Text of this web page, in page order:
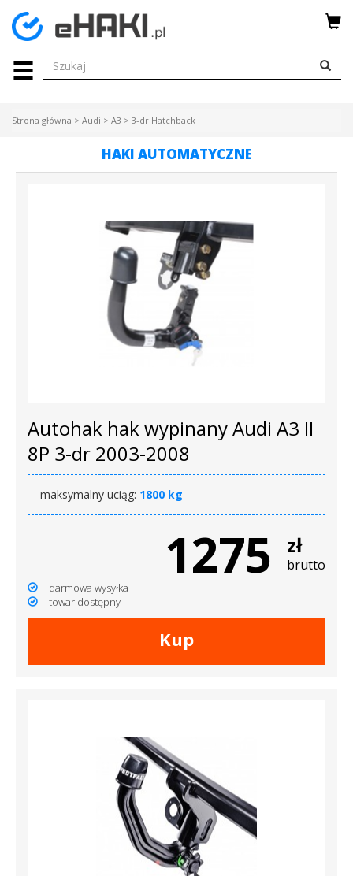
Menu
HAKI
WIĄZKI
SPORTOWE
Turystyka
Przyczepy
Strona główna > Audi > A3 > 3-dr Hatchback
HAKI AUTOMATYCZNE
Autohak hak wypinany Audi A3 II
8P 3-dr 2003-2008
maksymalny uciąg: 1800 kg
1275 zł
brutto
darmowa wysyłka
towar dostępny
Kup